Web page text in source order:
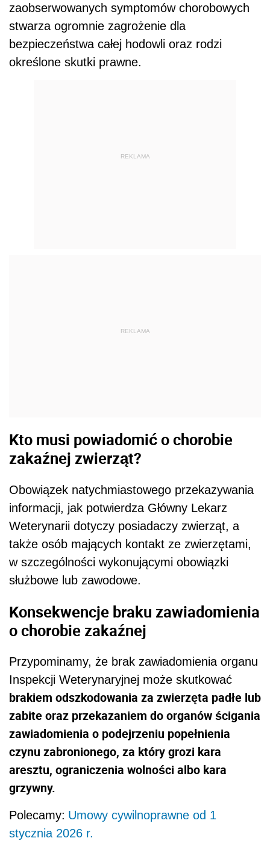
zaobserwowanych symptomów chorobowych
stwarza ogromnie zagrożenie dla
bezpieczeństwa całej hodowli oraz rodzi
określone skutki prawne.
REKLAMA
REKLAMA
Kto musi powiadomić o chorobie
zakaźnej zwierząt?
Obowiązek natychmiastowego przekazywania
informacji, jak potwierdza Główny Lekarz
Weterynarii dotyczy posiadaczy zwierząt, a
także osób mających kontakt ze zwierzętami,
w szczególności wykonującymi obowiązki
służbowe lub zawodowe.
Konsekwencje braku zawiadomienia
o chorobie zakaźnej
Przypominamy, że brak zawiadomienia organu
Inspekcji Weterynaryjnej może skutkować
brakiem odszkodowania za zwierzęta padłe lub
zabite oraz przekazaniem do organów ścigania
zawiadomienia o podejrzeniu popełnienia
czynu zabronionego, za który grozi kara
aresztu, ograniczenia wolności albo kara
grzywny.
Polecamy: Umowy cywilnoprawne od 1
stycznia 2026 r.